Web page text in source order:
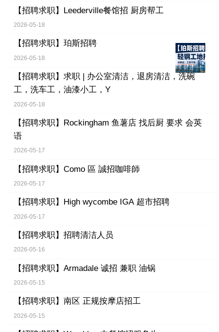
【招聘求职】 Leederville餐馆招 厨房帮工
2026-05-18
【招聘求职】 珀斯招聘
2026-05-18
【招聘求职】 求职 | 办公室清洁，退房清洁，洗碗
工，洗车工，油漆小工，Y
2026-05-18
【招聘求职】 Rockingham 鱼薯店 找后厨 要求 会英
语
2026-05-17
【招聘求职】 Como 區 誠招咖啡師
2026-05-17
【招聘求职】 High wycombe IGA 超市招聘
2026-05-17
【招聘求职】 招聘清洁人员
2026-05-16
【招聘求职】 Armadale 诚招 兼职 油锅
2026-05-15
【招聘求职】 南区 正规按摩店招工
2026-05-15